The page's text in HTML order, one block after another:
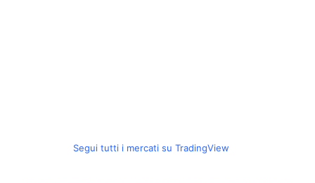
Segui tutti i mercati su TradingView